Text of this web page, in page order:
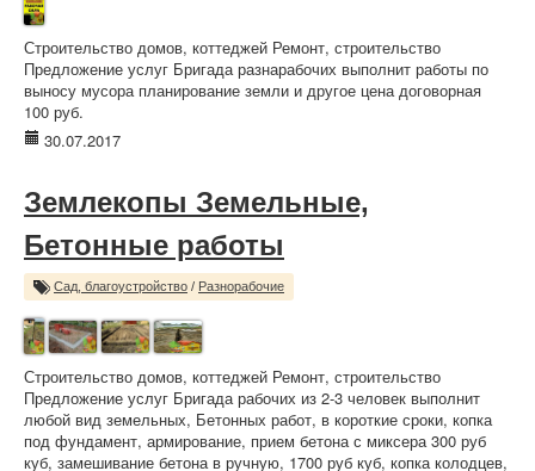
Строительство домов, коттеджей Ремонт, строительство
Предложение услуг Бригада разнарабочих выполнит работы по
выносу мусора планирование земли и другое цена договорная
100 руб.
30.07.2017
Землекопы Земельные,
Бетонные работы
Сад, благоустройство / Разнорабочие
Строительство домов, коттеджей Ремонт, строительство
Предложение услуг Бригада рабочих из 2-3 человек выполнит
любой вид земельных, Бетонных работ, в короткие сроки, копка
под фундамент, армирование, прием бетона с миксера 300 руб
куб, замешивание бетона в ручную, 1700 руб куб, копка колодцев,